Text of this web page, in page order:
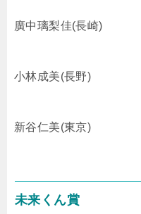
廣中璃梨佳(長崎)
小林成美(長野)
新谷仁美(東京)
未来くん賞